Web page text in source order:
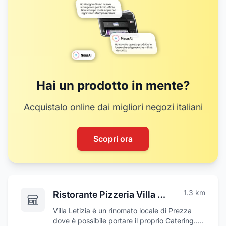
Hai un prodotto in mente?
Acquistalo online dai migliori negozi italiani
Scopri ora
Ristorante Pizzeria Villa Letizia 1.3 km
Villa Letizia è un rinomato locale di Prezza
dove è possibile portare il proprio Catering... il